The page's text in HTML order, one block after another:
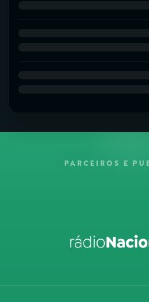
PARCEIROS E